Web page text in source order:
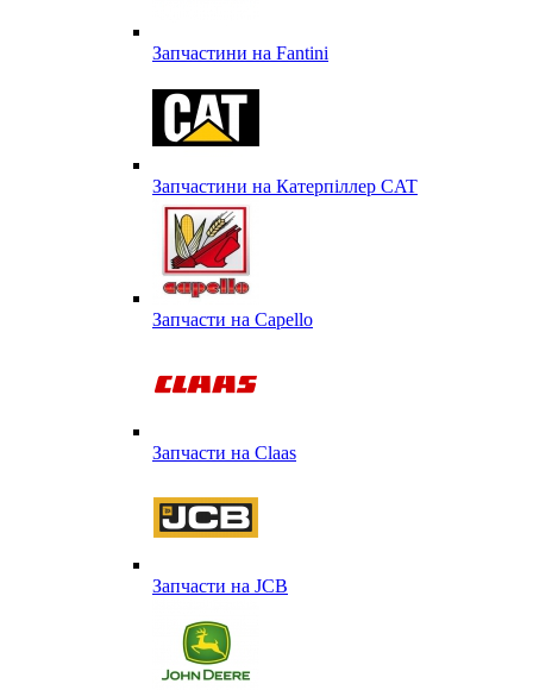
Запчастини на Fantini
Запчастини на Катерпіллер CAT
Запчасти на Capello
Запчасти на Сlaas
Запчасти на JCB